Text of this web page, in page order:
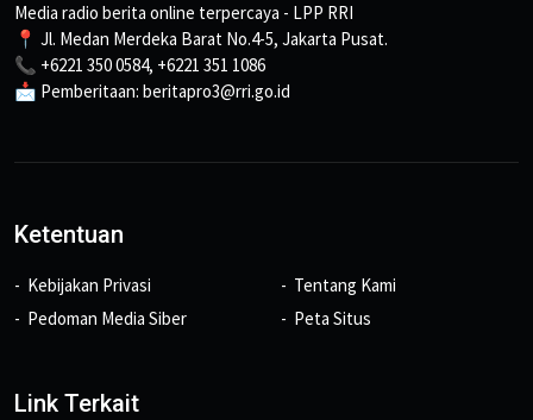
Media radio berita online terpercaya - LPP RRI
📍 Jl. Medan Merdeka Barat No.4-5, Jakarta Pusat.
📞 +6221 350 0584, +6221 351 1086
📩 Pemberitaan: beritapro3@rri.go.id
Ketentuan
Kebijakan Privasi
Pedoman Media Siber
Tentang Kami
Peta Situs
Link Terkait